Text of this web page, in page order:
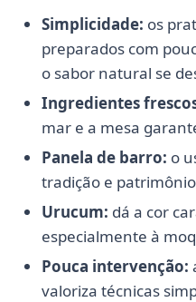
Simplicidade: os
preparados com
o sabor natural se
Ingredientes
mar e a mesa
Panela de barro: o
tradição e
Urucum: dá a cor
especialmente à
Pouca intervenção:
valoriza técnicas